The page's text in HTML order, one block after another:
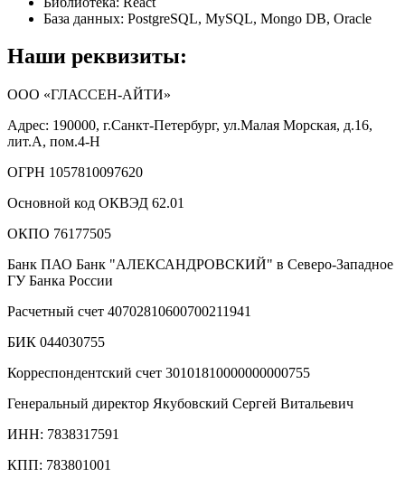
База данных: PostgreSQL, MySQL, Mongo DB, Oracle
Наши реквизиты:
ООО «ГЛАССЕН-АЙТИ»
Адрес: 190000, г.Санкт-Петербург, ул.Малая Морская, д.16,
лит.А, пом.4-Н
ОГРН 1057810097620
Основной код ОКВЭД 62.01
ОКПО 76177505
Банк ПАО Банк "АЛЕКСАНДРОВСКИЙ" в Северо-Западное
ГУ Банка России
Расчетный счет 40702810600700211941
БИК 044030755
Корреспондентский счет 30101810000000000755
Генеральный директор Якубовский Сергей Витальевич
ИНН: 7838317591
КПП: 783801001